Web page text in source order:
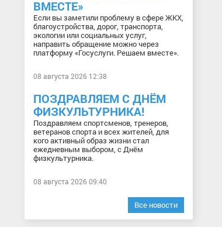
ВМЕСТЕ»
Если вы заметили проблему в сфере ЖКХ,
благоустройства, дорог, транспорта,
экологии или социальных услуг,
направить обращение можно через
платформу «Госуслуги. Решаем вместе».
08 августа 2026 12:38
ПОЗДРАВЛЯЕМ С ДНЁМ
ФИЗКУЛЬТУРНИКА!
Поздравляем спортсменов, тренеров,
ветеранов спорта и всех жителей, для
кого активный образ жизни стал
ежедневным выбором, с Днём
физкультурника.
08 августа 2026 09:40
Все новости